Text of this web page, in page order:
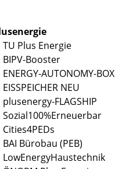
TU Plus Energie
BIPV-Booster
ENERGY-AUTONOMY-BOX
EISSPEICHER NEU
plusenergy-FLAGSHIP
Sozial100%Erneuerbar
Cities4PEDs
BAI Bürobau (PEB)
LowEnergyHaustechnik